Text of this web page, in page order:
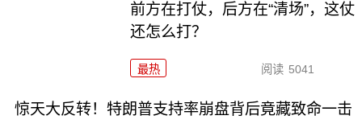
前方在打仗，后方在“清场”，这仗
还怎么打？
最热 阅读 5041
惊天大反转！特朗普支持率崩盘背后竟藏致命一击